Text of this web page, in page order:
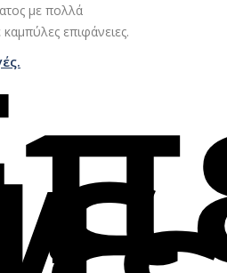
με πολλά
επιφάνειες.